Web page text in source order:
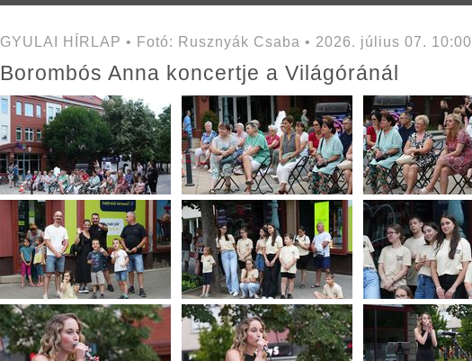
GYULAI HÍRLAP • Fotó: Rusznyák Csaba • 2026. július 07. 10:00
Borombós Anna koncertje a Világóránál